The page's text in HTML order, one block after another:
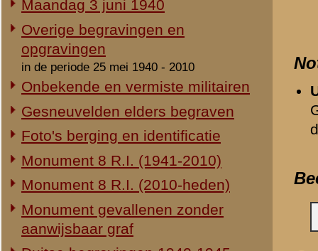
2e Pinksterdag 2003
2e Pinksterdag 1999 - 2002
In het nieuws...
Monument ter nagedachtenis aan
Landstorm
Restauratie 8 R.I.-monument
Opening tentoonstelling 'Daar
spraken wij nooit over...'
Eigen redactie, 23 november 2005
Herinrichting informatiecentrum
Eigen redactie, april/mei 2005
Onthulling nieuw monument
Eigen redactie, 21 april 2005
Vervanging grafstenen
Monument 8e
Monument 8e
-50 jaar geleden...
-Martinus Hendrikus
-
Jacobus Gradus van
-Hendricus Johannes
-Hendrikus Johannes
-Hermanus Henricus
-
Wilhelmus Bernardus
-Marten Thijssen
- Albert Verwoert
-Wilhelm Grootenhuis